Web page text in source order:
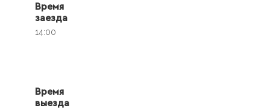
Время
заезда
14:00
Время
выезда